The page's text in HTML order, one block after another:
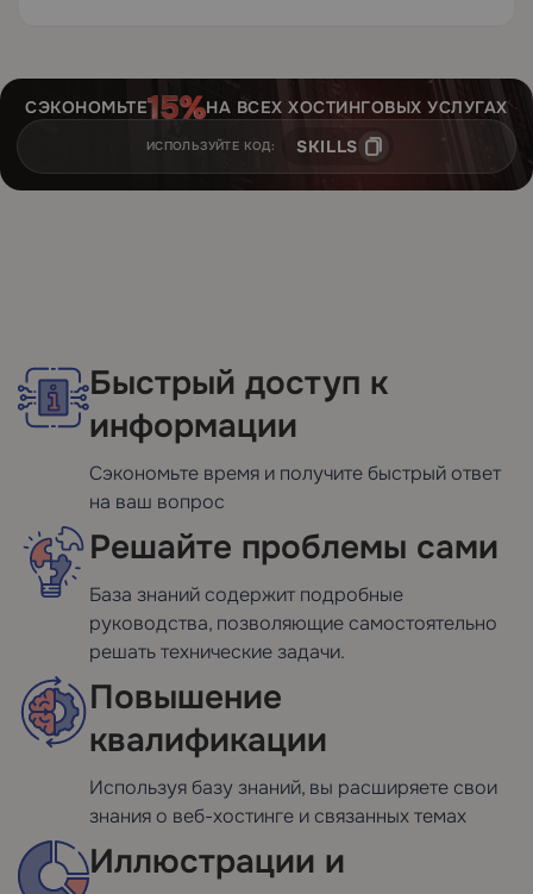
СЭКОНОМЬТЕ НА ВСЕХ ХОСТИНГОВЫХ УСЛУГАХ
ИСПОЛЬЗУЙТЕ КОД: SKILLS
Быстрый доступ к
информации
Сэкономьте время и получите быстрый ответ
на ваш вопрос
Решайте проблемы сами
База знаний содержит подробные
руководства, позволяющие самостоятельно
решать технические задачи.
Повышение
квалификации
Используя базу знаний, вы расширяете свои
знания о веб-хостинге и связанных темах
Иллюстрации и